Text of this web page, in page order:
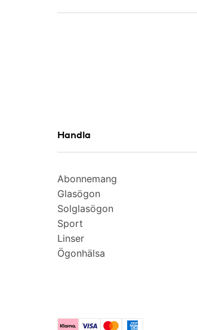
Handla
Abonnemang
Glasögon
Solglasögon
Sport
Linser
Ögonhälsa
KlarnaVisa MastercardAmerican Express